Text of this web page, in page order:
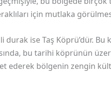
için mutlaka
durak ise Taş Köprü’dür.
bu tarihi köprünün
ederek bölgenin zengin